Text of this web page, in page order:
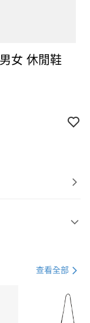
女 休閒鞋
21家銀行
查看全部